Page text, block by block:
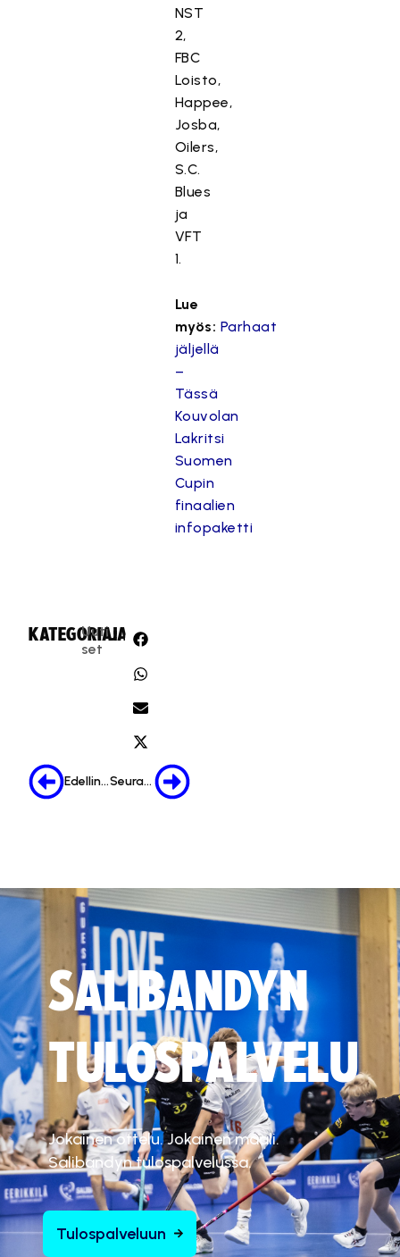
NST
2,
FBC
Loisto,
Happee,
Josba,
Oilers,
S.C.
Blues
ja
VFT
1.
Lue
myös: Parhaat
jäljellä
–
Tässä
Kouvolan
Lakritsi
Suomen
Cupin
finaalien
infopaketti
KATEGORIA:
Uuti
set
JAA:
Edellinen Seuraava
SALIBANDYN
TULOSPALVELU
Jokainen ottelu. Jokainen maali.
Salibandyn tulospalvelussa.
Tulospalveluun